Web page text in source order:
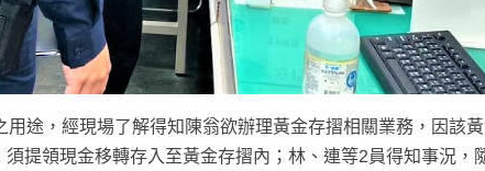
途，經現場了解得知陳翁欲辦理黃金存摺相關業務，因該
提領現金移轉存入至黃金存摺內；林、連等2員得知事況，